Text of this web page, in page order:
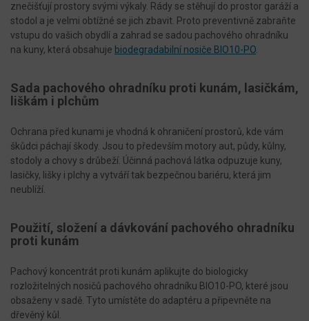
znečišťují prostory svými výkaly. Rády se stěhují do prostor garáží a
stodol a je velmi obtížné se jich zbavit. Proto preventivně zabraňte
vstupu do vašich obydlí a zahrad se sadou pachového ohradníku
na kuny, která obsahuje biodegradabilní nosiče BIO10-PO
Sada pachového ohradníku proti kunám, lasičkám,
liškám i plchům
Ochrana před kunami je vhodná k ohraničení prostorů, kde vám
škůdci páchají škody. Jsou to především motory aut, půdy, kůlny,
stodoly a chovy s drůbeží. Účinná pachová látka odpuzuje kuny,
lasičky, lišky i plchy a vytváří tak bezpečnou bariéru, která jim
neublíží.
Použití, složení a dávkování pachového ohradníku
proti kunám
Pachový koncentrát proti kunám aplikujte do biologicky
rozložitelných nosičů pachového ohradníku BIO10-PO, které jsou
obsaženy v sadě. Tyto umístěte do adaptéru a připevněte na
dřevěný kůl.